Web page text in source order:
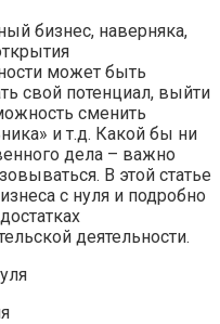
бизнес, наверняка,
может быть
свой потенциал, выйти
сменить
и т.д. Какой бы ни
дела – важно
В этой статье
с нуля и подробно
деятельности.